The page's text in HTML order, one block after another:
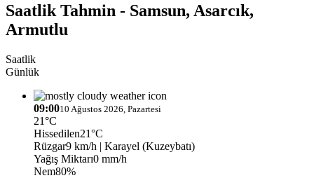
Saatlik Tahmin - Samsun, Asarcık,
Armutlu
Saatlik
Günlük
09:0010 Ağustos 2026, Pazartesi
21°C
Hissedilen21°C
Rüzgar9 km/h | Karayel (Kuzeybatı)
Yağış Miktarı0 mm/h
Nem80%